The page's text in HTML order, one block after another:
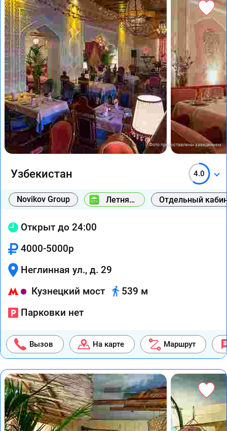
Фото предоставлены заведением
Узбекистан 4.0
Novikov Group
Летняя
веранда
Отдельный
Открыт до 24:00
4000-5000р
Неглинная ул., д. 29
Кузнецкий мост
539 м
Парковки нет
Вызов На карте Маршрут